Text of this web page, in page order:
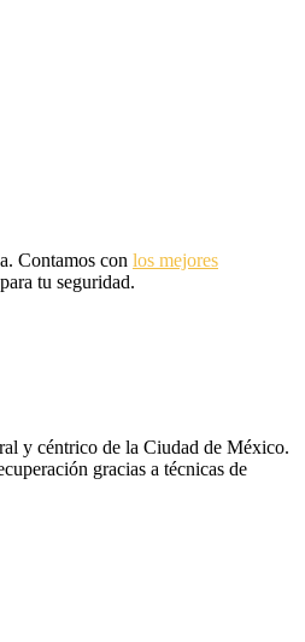
Contamos con los mejores
para tu seguridad.
y céntrico de la Ciudad de México.
gracias a técnicas de